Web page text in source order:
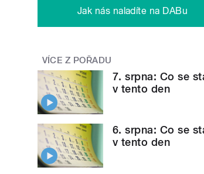
Jak nás naladíte na DABu
VÍCE Z POŘADU
7. srpna: Co se
v tento den
6. srpna: Co se
v tento den